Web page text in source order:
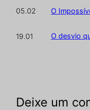
05.02 O
19.01 O desvio
Deixe um